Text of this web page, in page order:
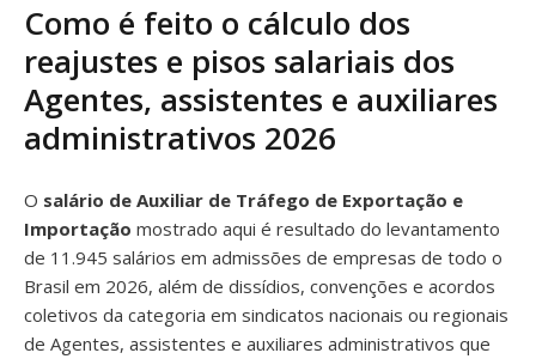
Como é feito o cálculo dos
reajustes e pisos salariais dos
Agentes, assistentes e auxiliares
administrativos 2026
O salário de Auxiliar de Tráfego de Exportação e
Importação mostrado aqui é resultado do levantamento
de 11.945 salários em admissões de empresas de todo o
Brasil em 2026, além de dissídios, convenções e acordos
coletivos da categoria em sindicatos nacionais ou regionais
de Agentes, assistentes e auxiliares administrativos que